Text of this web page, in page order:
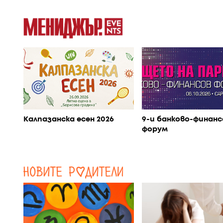
Калпазанска есен 2026
9-и банково-
форум